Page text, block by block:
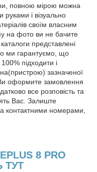
повною мірою можна
руками і візуально
своїм власним
на фото ви не бачите
каталоги представлені
ми гарантуємо, що
підходити і
зазначеної
Ви оформите замовлення
все розповість та
Вас. Залиште
контактними номерами,
8 PRO
ТУТ